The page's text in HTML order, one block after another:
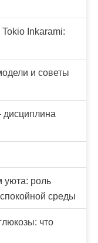
Inkarami:
и советы
уюта: роль
среды
что